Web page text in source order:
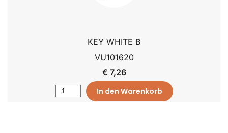
KEY WHITE B
VU101620
€ 7,26
In den Warenkorb